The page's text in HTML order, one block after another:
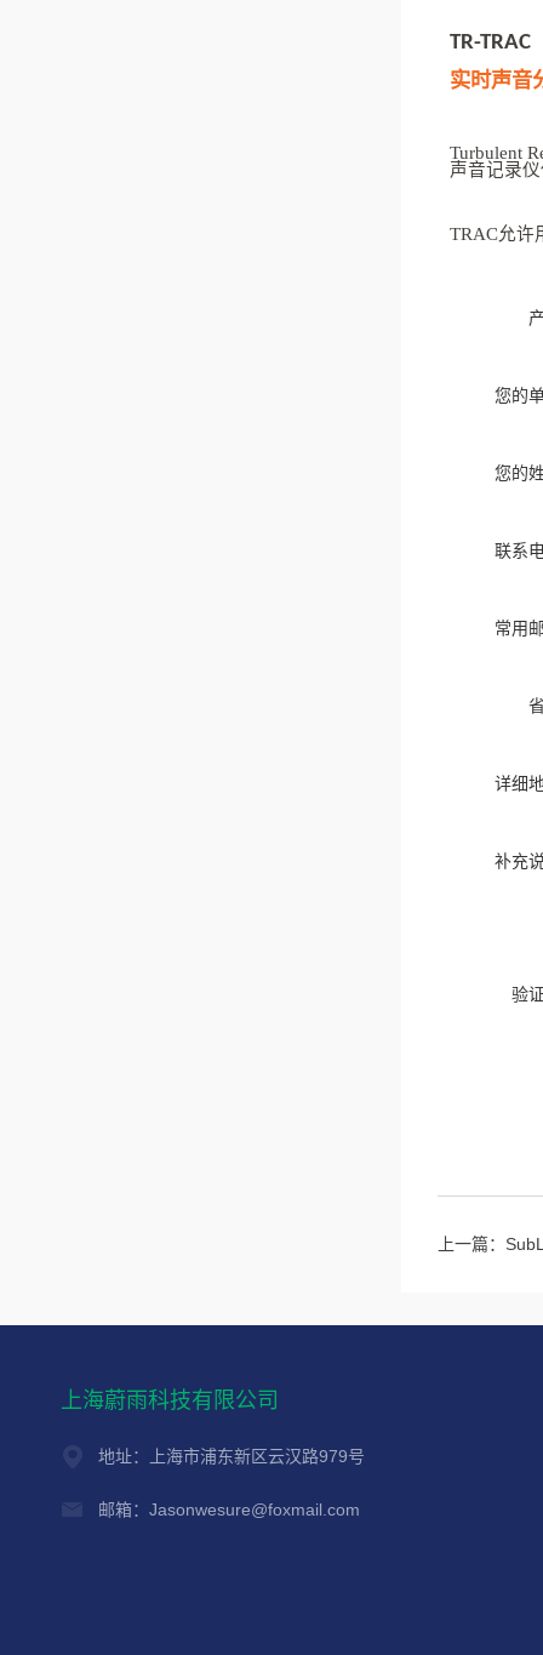
TR-TRAC
实时声音
Turbulent
声音记录
TRAC允许
您的
您的
联系
常用
详细
补充
验
上一篇：
上海蔚雨科技有限公司
地址：上海市浦东新区云汉路979号
邮箱：Jasonwesure@foxmail.com